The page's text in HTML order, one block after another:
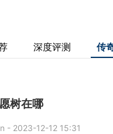
深度评测 传
树在哪
- 2023-12-12 15:31